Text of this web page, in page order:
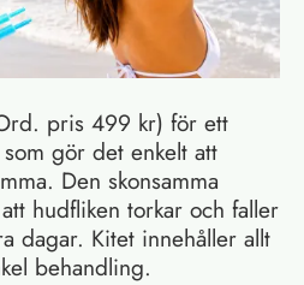
pris 499 kr) för ett
gör det enkelt att
Den skonsamma
hudfliken torkar och faller
dagar. Kitet innehåller allt
behandling.